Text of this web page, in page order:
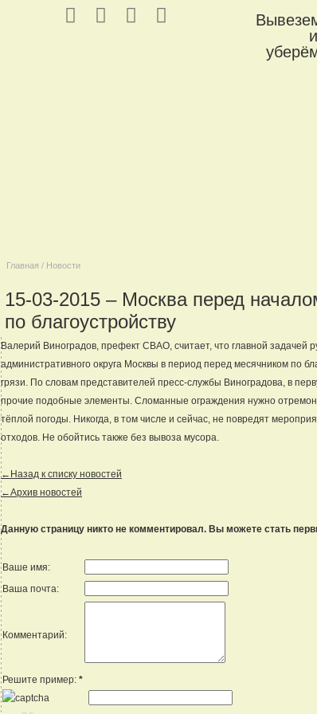
и
Главная / Новости
15-03-2015 – Москва перед
по благоустройству
Валерий Виноградов, префект СВАО, считает, что главной задачей
административного округа Москвы в период перед месячником по
грязи. По словам представителей пресс-службы Виноградова, в
прочие подобные элементы. Сломанные ограждения нужно
тёплой погоды. Никогда, в том числе и сейчас, не повредят
отходов. Не обойтись также без вывоза мусора.
←Назад к списку новостей
←Архив новостей
Данную страницу никто не комментировал. Вы можете стать
Ваше имя:
Ваша почта:
Комментарий:
Решите пример: *